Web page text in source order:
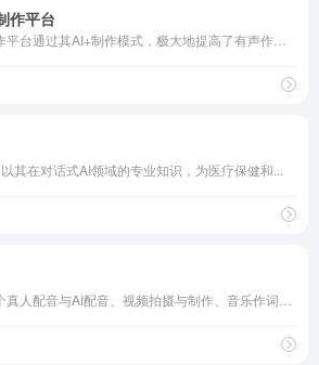
作平台
其在对话式AI领域的专业知识，为医疗保健和...